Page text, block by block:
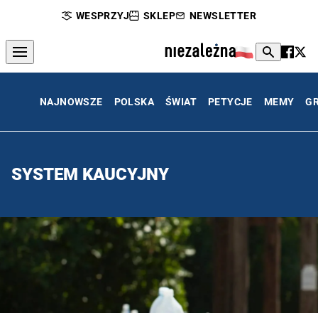
WESPRZYJ SKLEP NEWSLETTER
NAJNOWSZE POLSKA ŚWIAT PETYCJE MEMY
SYSTEM KAUCYJNY